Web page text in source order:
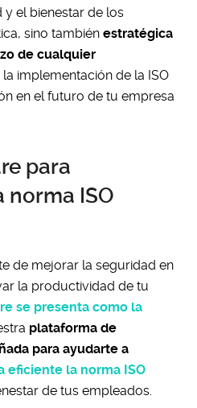
y el bienestar de los
sino tambiénestratégica
de cualquier
la implementación de la ISO
en el futuro de tu empresa
para
ISO
de mejorar la seguridad en
la productividad de tu
se presenta como la
plataforma de
para ayudarte a
eficiente la norma ISO
de tus empleados.